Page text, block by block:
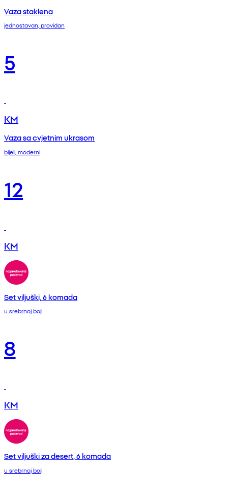
Vaza staklena
jednostavan, providan
5
KM
Vaza sa cvjetnim ukrasom
bijeli, moderni
12
KM
Set viljuški, 6 komada
u srebrnoj boji
8
KM
Set viljuški za desert, 6 komada
u srebrnoj boji